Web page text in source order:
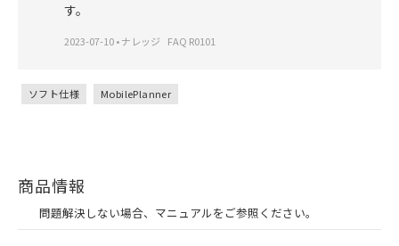
す。
2023-07-10•ナレッジ FAQ R0101
ソフト仕様 MobilePlanner
商品情報
問題解決しない場合、マニュアルをご参照ください。